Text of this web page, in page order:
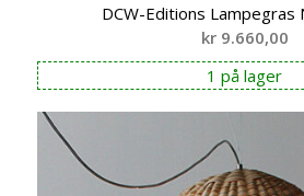
DCW-Editions Lampegras
kr9.660,00
1 på lager